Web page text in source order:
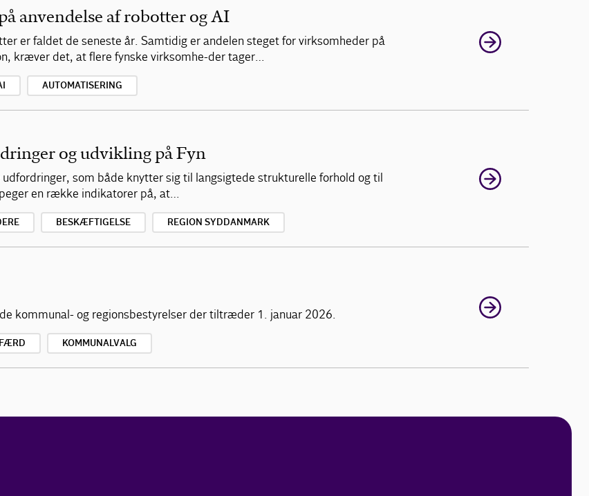
anvendelse af robotter og AI
er faldet de seneste år. Samtidig er andelen steget for virksomheder på
kræver det, at flere fynske virksomhe-der tager…
AUTOMATISERING
og udvikling på Fyn
som både knytter sig til langsigtede strukturelle forhold og til
en række indikatorer på, at…
BESKÆFTIGELSE REGION SYDDANMARK
kommunal- og regionsbestyrelser der tiltræder 1. januar 2026.
KOMMUNALVALG